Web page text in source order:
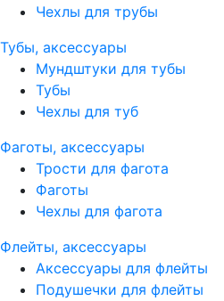
Чехлы для трубы
Тубы, аксессуары
Мундштуки для тубы
Тубы
Чехлы для туб
Фаготы, аксессуары
Трости для фагота
Фаготы
Чехлы для фагота
Флейты, аксессуары
Аксессуары для флейты
Подушечки для флейты